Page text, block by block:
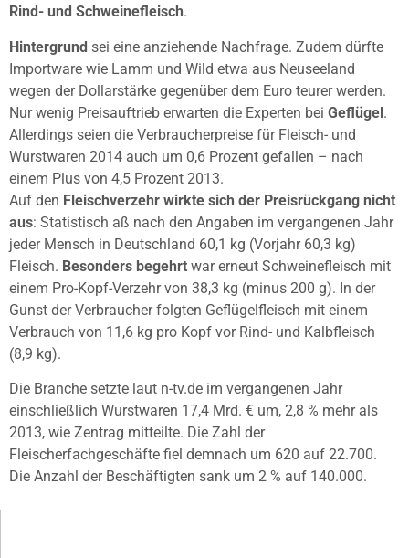
Rind- und Schweinefleisch.
Hintergrund sei eine anziehende Nachfrage. Zudem dürfte
Importware wie Lamm und Wild etwa aus Neuseeland
wegen der Dollarstärke gegenüber dem Euro teurer werden.
Nur wenig Preisauftrieb erwarten die Experten bei Geflügel.
Allerdings seien die Verbraucherpreise für Fleisch- und
Wurstwaren 2014 auch um 0,6 Prozent gefallen – nach
einem Plus von 4,5 Prozent 2013.
Auf den Fleischverzehr wirkte sich der Preisrückgang nicht
aus: Statistisch aß nach den Angaben im vergangenen Jahr
jeder Mensch in Deutschland 60,1 kg (Vorjahr 60,3 kg)
Fleisch. Besonders begehrt war erneut Schweinefleisch mit
einem Pro-Kopf-Verzehr von 38,3 kg (minus 200 g). In der
Gunst der Verbraucher folgten Geflügelfleisch mit einem
Verbrauch von 11,6 kg pro Kopf vor Rind- und Kalbfleisch
(8,9 kg).
Die Branche setzte laut n-tv.de im vergangenen Jahr
einschließlich Wurstwaren 17,4 Mrd. € um, 2,8 % mehr als
2013, wie Zentrag mitteilte. Die Zahl der
Fleischerfachgeschäfte fiel demnach um 620 auf 22.700.
Die Anzahl der Beschäftigten sank um 2 % auf 140.000.